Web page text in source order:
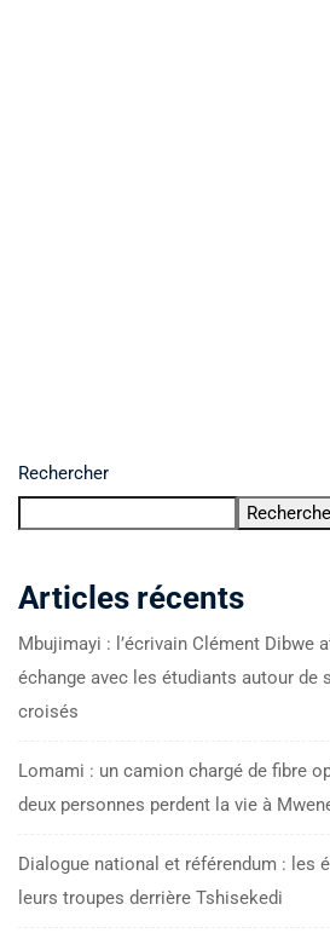
Rechercher
Articles récents
Mbujimayi : l’écrivain Clément Dibwe
échange avec les étudiants autour de
croisés
Lomami : un camion chargé de fibre
deux personnes perdent la vie à
Dialogue national et référendum : les
leurs troupes derrière Tshisekedi